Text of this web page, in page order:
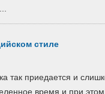
стиле
так приедается и
время и при